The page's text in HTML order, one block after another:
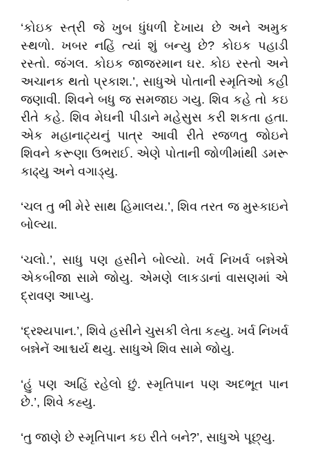
‘કોઇક સ્ત્રી જે ખુબ ધુંધળી દેખાય છે અને અમુક
સ્થળો. ખબર નહિં ત્યાં શું બન્યુ છે? કોઇક પહાડી
રસ્તો. જંગલ. કોઇક જાજરમાન ઘર. કોઇ રસ્તો અને
અચાનક થતો પ્રકાશ.’, સાધુએ પોતાની સ્મૃતિઓ કહી
જણાવી. શિવને બધુ જ સમજાઇ ગયુ. શિવ કહે તો કઇ
રીતે કહે. શિવ મેઘની પીડાને મહેસુસ કરી શકતા હતા.
એક મહાનાટ્યનું પાત્ર આવી રીતે રજળતુ જોઇને
શિવને કરૂણા ઉભરાઈ. એણે પોતાની જોળીમાંથી ડમરૂ
કાઢ્યુ અને વગાડ્યુ.
‘ચલ તુ ભી મેરે સાથ હિમાલય.’, શિવ તરત જ મુસ્કાઇને
બોલ્યા.
‘ચલો.’, સાધુ પણ હસીને બોલ્યો. ખર્વ નિખર્વ બન્નેએ
એકબીજા સામે જોયુ. એમણે લાકડાનાં વાસણમાં એ
દ્રાવણ આપ્યુ.
‘દ્રશ્યપાન.’, શિવે હસીને ચુસકી લેતા કહ્યુ. ખર્વ નિખર્વ
બન્નેનેં આશ્ચર્ય થયુ. સાધુએ શિવ સામે જોયુ.
‘હું પણ અહિં રહેલો છું. સ્મૃતિપાન પણ અદભૂત પાન
છે.’, શિવે કહ્યુ.
‘તુ જાણે છે સ્મૃતિપાન કઇ રીતે બને?’, સાધુએ પૂછ્યુ.